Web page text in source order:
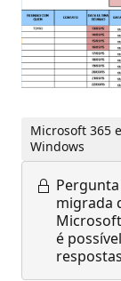
Microsoft 365
Windows
migrada
é